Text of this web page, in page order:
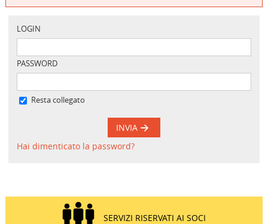
LOGIN
PASSWORD
Resta collegato
INVIA
Hai dimenticato la password?
SERVIZI RISERVATI AI SOCI